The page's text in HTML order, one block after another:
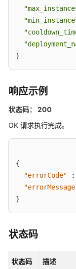
用
户
指
南
比
域）
布
扎
前
}
响应示例
状态码： 200
OK 请求执行完成。
{
"errorCode"
:
}
状态码
状态码 描述